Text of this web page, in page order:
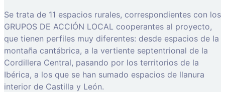
Se trata de 11 espacios rurales, correspondientes con los
GRUPOS DE ACCIÓN LOCAL cooperantes al proyecto,
que tienen perfiles muy diferentes: desde espacios de la
montaña cantábrica, a la vertiente septentrional de la
Cordillera Central, pasando por los territorios de la
Ibérica, a los que se han sumado espacios de llanura
interior de Castilla y León.